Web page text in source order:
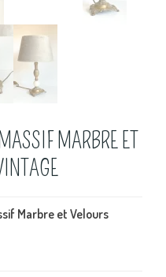
MARBRE ET
Marbre et Velours